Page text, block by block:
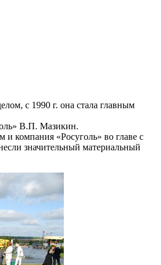
с 1990 г. она стала главным
В.П. Мазикин.
компания «Росуголь» во главе с
значительный материальный